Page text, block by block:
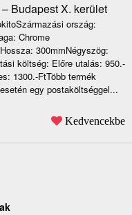
Budapest X. kerület
ország:
Chrome
300mmNégyszög:
költség: Előre utalás: 950.-
1300.-FtTöbb termék
egy postaköltséggel...
Kedvencekbe